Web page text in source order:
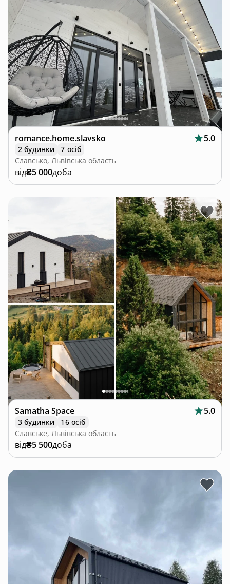
romance.home.slavsko 5.0
2 будинки
7 осіб
Славсько, Львівська область
від₴5 000доба
Samatha Space 5.0
3 будинки
16 осіб
Славське, Львівська область
від₴5 500доба